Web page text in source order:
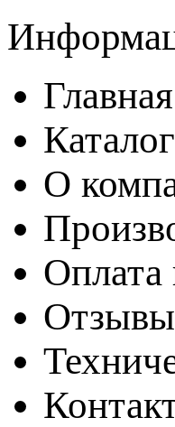
Главная
О
Оплата
Отзывы